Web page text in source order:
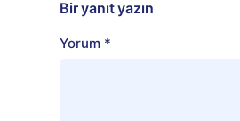
Bir yanıt yazın
Yorum *